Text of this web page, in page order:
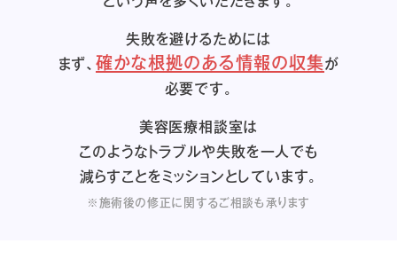
失敗を避けるためには
まず、確かな根拠のある情報の収集が
必要です。
美容医療相談室は
このようなトラブルや失敗を一人でも
減らすことをミッションとしています。
※施術後の修正に関するご相談も承ります